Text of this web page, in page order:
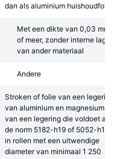
dan als aluminium huishoudfolie:
Met een dikte van 0,03 mm
of meer, zonder interne lagen
van ander materiaal
Andere
Stroken of folie van een legering
van aluminium en magnesium:-
van een legering die voldoet aan
de norm 5182-h19 of 5052-h19,-
in rollen met een uitwendige
diameter van minimaal 1 250